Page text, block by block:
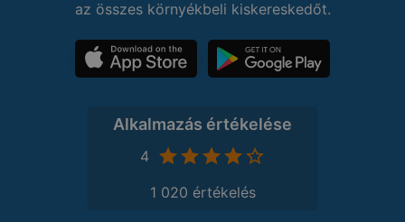
az összes környékbeli kiskereskedőt.
Alkalmazás értékelése
4
1 020 értékelés